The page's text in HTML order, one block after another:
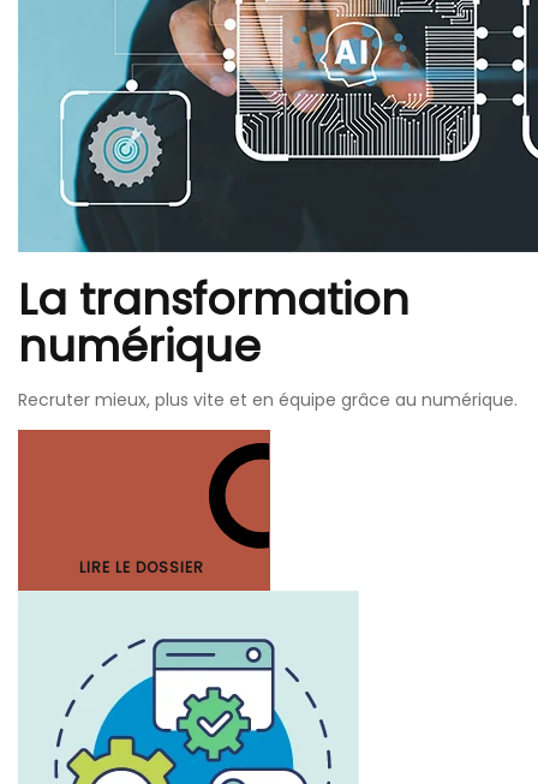
La transformation
numérique
Recruter mieux, plus vite et en équipe grâce au numérique.
LIRE LE DOSSIER